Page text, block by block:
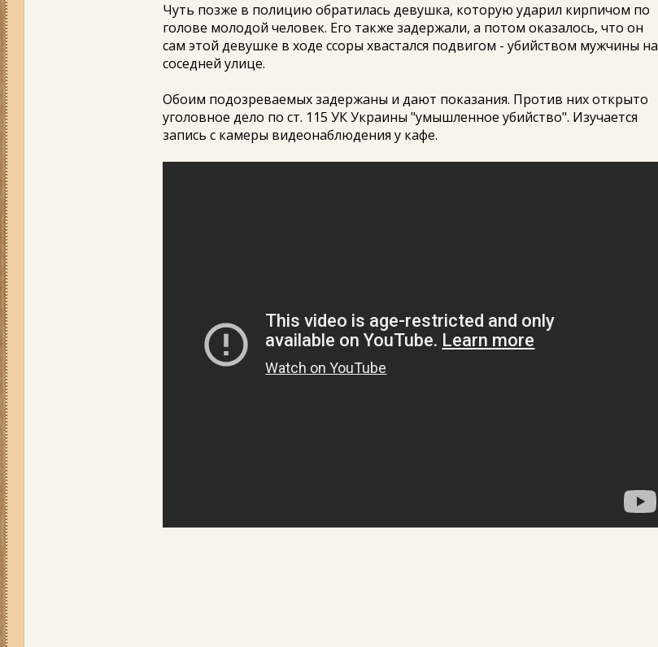
Чуть позже в полицию обратилась девушка, которую ударил кирпичом по
голове молодой человек. Его также задержали, а потом оказалось, что он
сам этой девушке в ходе ссоры хвастался подвигом - убийством мужчины на
соседней улице.
Обоим подозреваемых задержаны и дают показания. Против них открыто
уголовное дело по ст. 115 УК Украины "умышленное убийство". Изучается
запись с камеры видеонаблюдения у кафе.